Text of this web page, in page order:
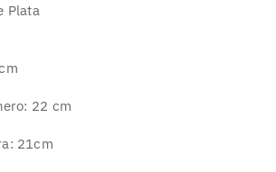
Plata
22 cm
21cm